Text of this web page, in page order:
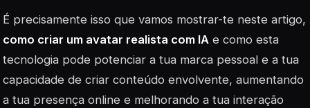
É precisamente isso que vamos mostrar-te neste artigo,
como criar um avatar realista com IA e como esta
tecnologia pode potenciar a tua marca pessoal e a tua
capacidade de criar conteúdo envolvente, aumentando
a tua presença online e melhorando a tua interação